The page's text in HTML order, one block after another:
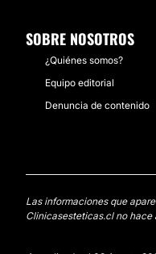
SOBRE NOSOTROS
¿Quiénes somos?
Equipo editorial
Denuncia de contenido
Las informaciones que
Clinicasesteticas.cl no hace